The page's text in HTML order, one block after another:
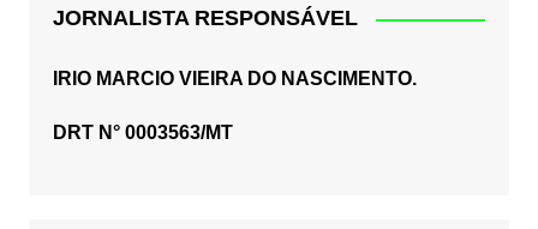
JORNALISTA RESPONSÁVEL
IRIO MARCIO VIEIRA DO NASCIMENTO.
DRT N° 0003563/MT